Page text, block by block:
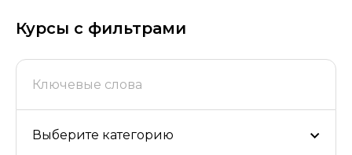
попробуйте бесплатные варианты. Большой выбор
обучающих программ по цене, продолжительности,
поддерживаем информацию о всех курсах
проверенных школ в актуальном состоянии.
Курсы с фильтрами
Выберите категорию